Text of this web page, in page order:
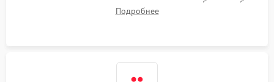
выявления посторонних шумов, протечек или сбоев в работе
электронного модуля управления.
Подробнее